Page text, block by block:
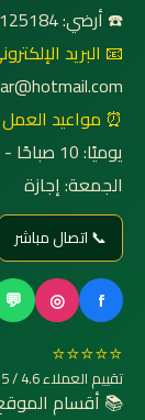
☎️ أرضي: 0225125184
📧 البريد
⏰ مواعيد العمل
يوميًا: 10 صباحًا - 7 مساءً
الجمعة: إجازة
📞 اتصال مباشر
f
◎
💬
⭐⭐⭐⭐⭐
تقييم العملاء 4.6 / 5
📚 أقسام